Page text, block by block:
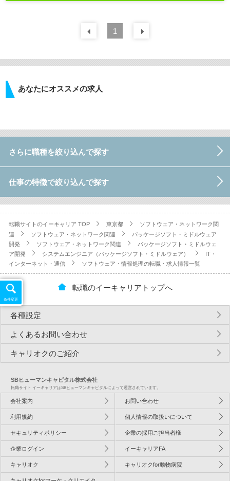
前の 件
1
あなたにオススメの求人
さらに職種を絞り込んで探す
仕事の特徴で絞り込んで探す
転職サイトのイーキャリア TOP 東京都
ソフトウェア・ネットワーク関
連
ソフトウェア・ネットワーク関連
パッケージソフト・ミドルウェア
開発
ソフトウェア・ネットワーク関連
パッケージソフト・ミドルウェ
ア開発
システムエンジニア（パッケージソフト・ミドルウェア）
IT・
インターネット・通信
ソフトウェア・情報処理の転職・求人情報一覧
条件変更
転職のイーキャリアトップへ
各種設定
よくあるお問い合わせ
キャリオクのご紹介
SBヒューマンキャピタル株式会社
転職サイト イーキャリアはSBヒューマンキャピタルによって運営されています。
会社案内 お問い合わせ
利用規約 個人情報の取扱いについて
セキュリティポリシー 企業の採用ご担当者様
企業ログイン イーキャリアFA
キャリオク キャリオクfor動物病院